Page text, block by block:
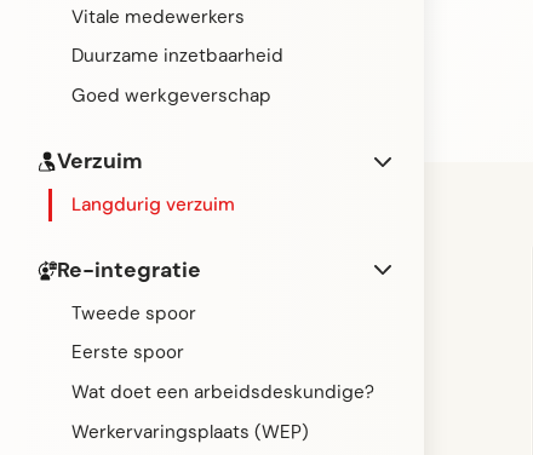
Vitale medewerkers
Duurzame inzetbaarheid
Goed werkgeverschap
Verzuim
Langdurig verzuim
Re-integratie
Tweede spoor
Eerste spoor
Wat doet een arbeidsdeskundige?
Werkervaringsplaats (WEP)